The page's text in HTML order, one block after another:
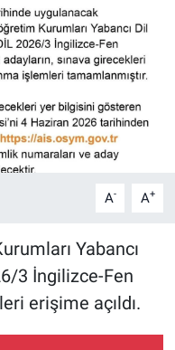
A- A+
Yabancı
3 İngilizce-Fen
erişime açıldı.